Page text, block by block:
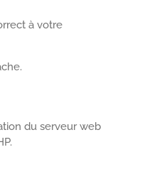
à votre
du serveur web